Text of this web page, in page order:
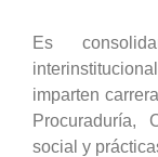
Es
imparten
Procuraduría,
social y